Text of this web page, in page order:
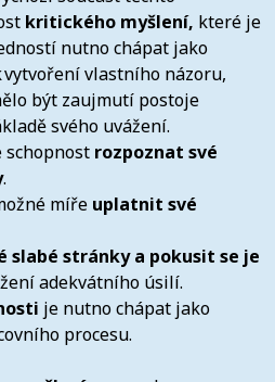
kritického myšlení, které je
nutno chápat jako
vlastního názoru,
být zaujmutí postoje
svého uvážení.
schopnost rozpoznat své
.
míře uplatnit své
slabé stránky a pokusit se je
adekvátního úsilí.
je nutno chápat jako
procesu.